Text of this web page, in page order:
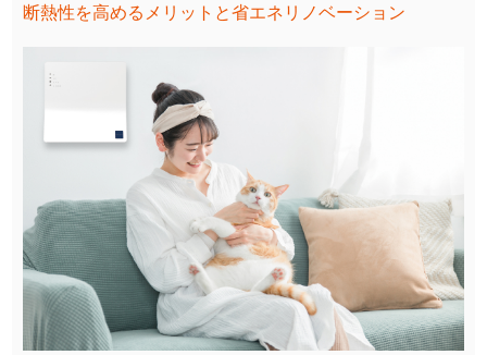
断熱性を高めるメリットと省エネリノベーション